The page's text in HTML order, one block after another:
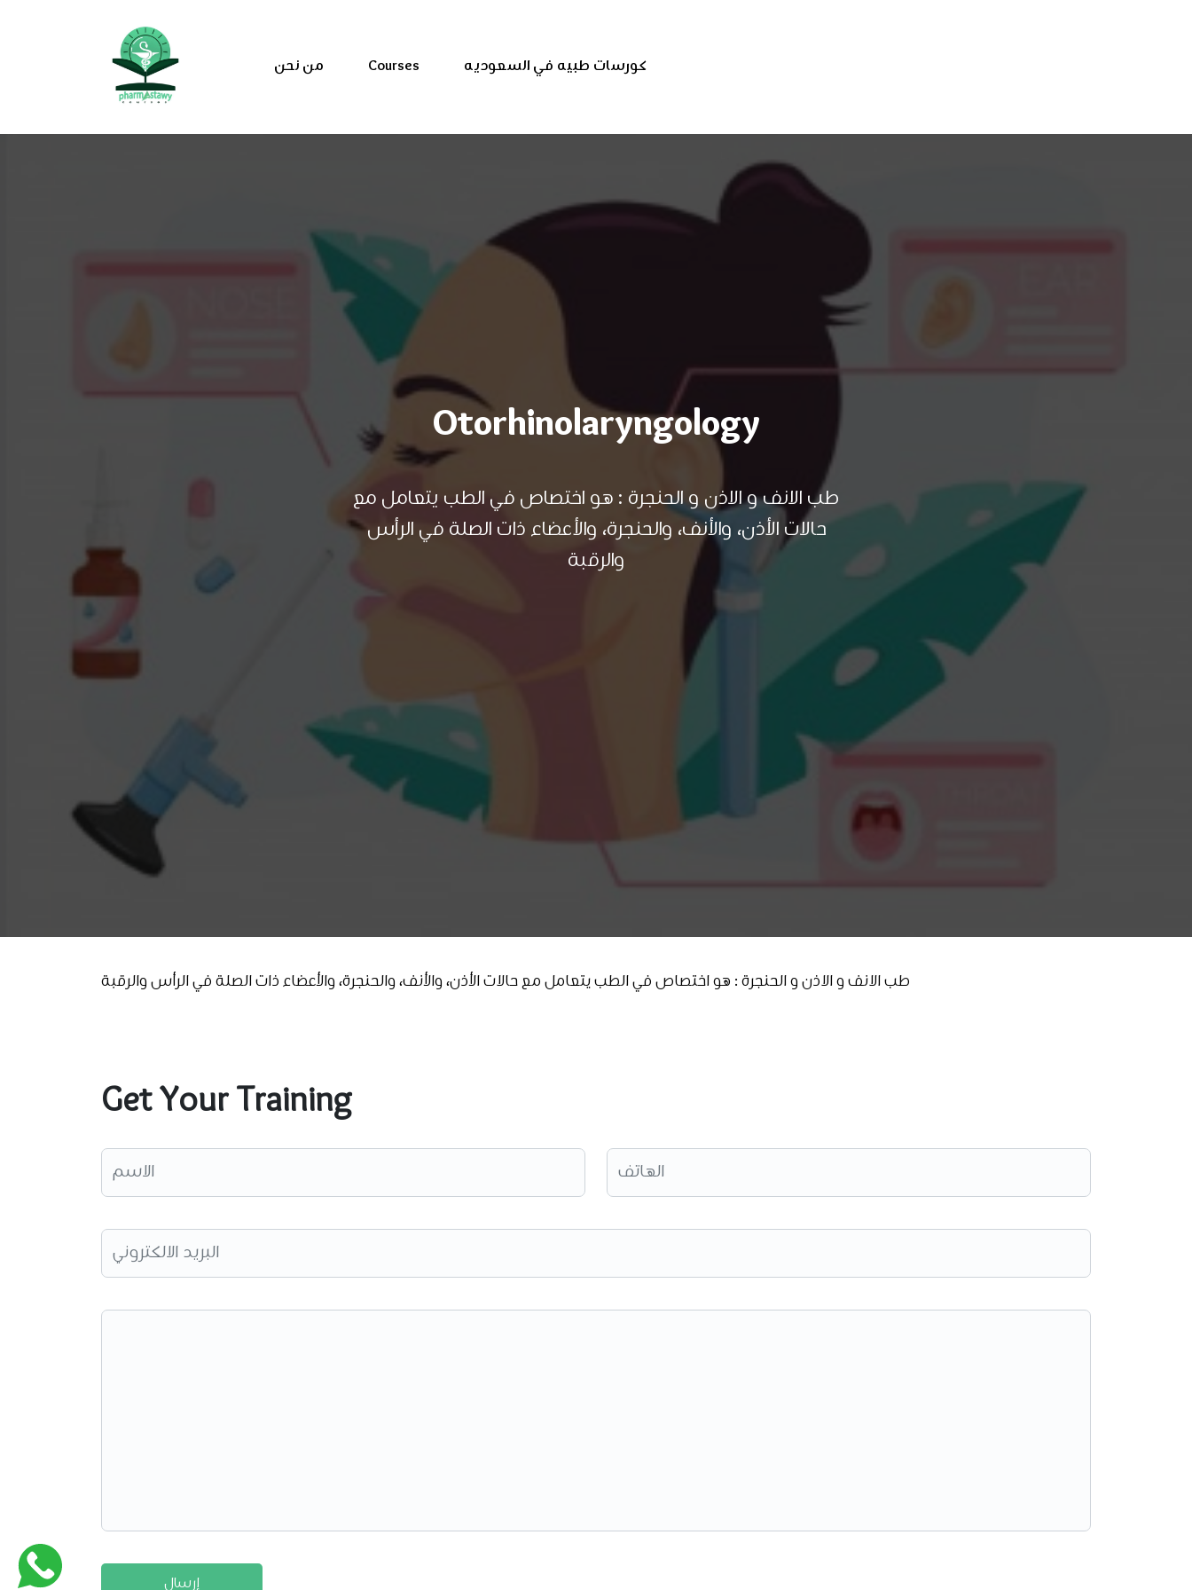
من نحن Courses كورسات طبيه في السعوديه
Otorhinolaryngology
طب الانف و الاذن و الحنجرة : هو اختصاص في الطب يتعامل مع
حالات الأذن، والأنف، والحنجرة، والأعضاء ذات الصلة في الرأس
والرقبة
طب الانف و الاذن و الحنجرة : هو اختصاص في الطب يتعامل مع حالات الأذن، والأنف، والحنجرة، والأعضاء ذات الصلة في الرأس والرقبة
Get Your Training